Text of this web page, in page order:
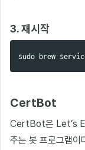
3. 재시작
sudo
CertBot
CertBot은 Let’s
주는 봇 프로그램이